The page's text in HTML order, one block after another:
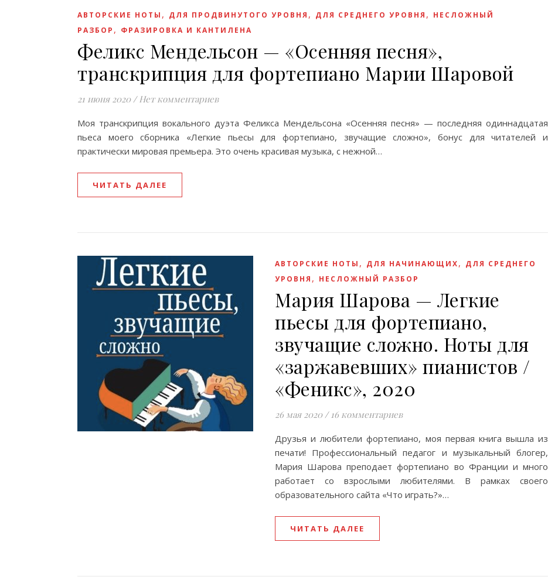
АВТОРСКИЕ НОТЫ , ДЛЯ ПРОДВИНУТОГО УРОВНЯ , ДЛЯ СРЕДНЕГО УРОВНЯ , НЕСЛОЖНЫЙ
РАЗБОР , ФРАЗИРОВКА И КАНТИЛЕНА
Феликс Мендельсон — «Осенняя песня»,
транскрипция для фортепиано Марии Шаровой
21 июня 2020 / Нет комментариев
Моя транскрипция вокального дуэта Феликса Мендельсона «Осенняя песня» — последняя одиннадцатая
пьеса моего сборника «Легкие пьесы для фортепиано, звучащие сложно», бонус для читателей и
практически мировая премьера. Это очень красивая музыка, с нежной…
ЧИТАТЬ ДАЛЕЕ
АВТОРСКИЕ НОТЫ , ДЛЯ НАЧИНАЮЩИХ, ДЛЯ СРЕДНЕГО
УРОВНЯ , НЕСЛОЖНЫЙ РАЗБОР
Мария Шарова — Легкие
пьесы для фортепиано,
звучащие сложно. Ноты для
«заржавевших» пианистов /
«Феникс», 2020
26 мая 2020 / 16 комментариев
Друзья и любители фортепиано, моя первая книга вышла из
печати! Профессиональный педагог и музыкальный блогер,
Мария Шарова преподает фортепиано во Франции и много
работает со взрослыми любителями. В рамках своего
образовательного сайта «Что играть?»…
ЧИТАТЬ ДАЛЕЕ